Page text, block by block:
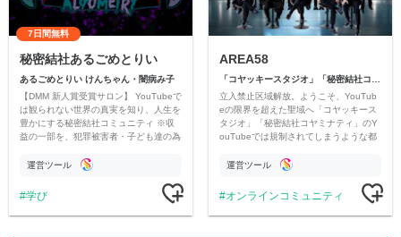
7日間無料
秘密結社あるごめとりい
あるごめとりい けんちゃん・闇病み子
【DMM 新人賞受賞サロン】 YouTubeで
は観られない世界の真実を知り、人生を
豊かにする秘密結社コミュニティ ※収
益の一部を、犯罪被害者・子ども達の為
す運営ツール
学び
AREA58
立入禁止区域解放。ようこそ、YouTub
eの限界を超えた聖域へ「コヤッキース
タジオ」「秘密結社コヤミナティ」のY
ouTubeでは規制されてしまうような都
公開。
運営ツール
オンラインコミュニティ